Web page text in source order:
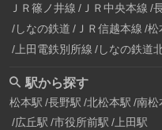
ＪＲ篠ノ井線 ＪＲ中央本線
しなの鉄道 ＪＲ信越本線 松
上田電鉄別所線 しなの鉄道
駅から探す
松本駅 長野駅 北松本駅 南松
広丘駅 市役所前駅 上田駅